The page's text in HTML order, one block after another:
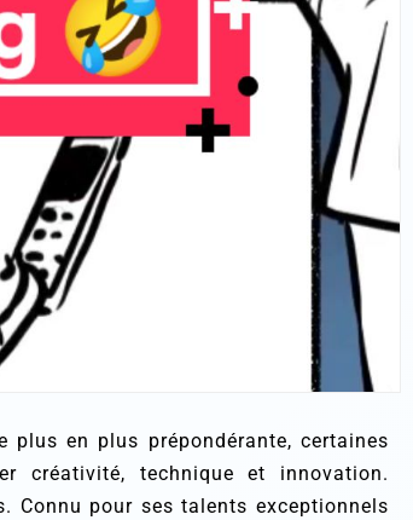
plus en plus prépondérante, certaines
créativité, technique et innovation.
Connu pour ses talents exceptionnels